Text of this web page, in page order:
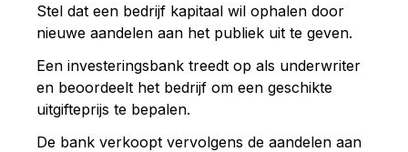
Stel dat een bedrijf kapitaal wil ophalen door
nieuwe aandelen aan het publiek uit te geven.
Een investeringsbank treedt op als underwriter
en beoordeelt het bedrijf om een geschikte
uitgifteprijs te bepalen.
De bank verkoopt vervolgens de aandelen aan